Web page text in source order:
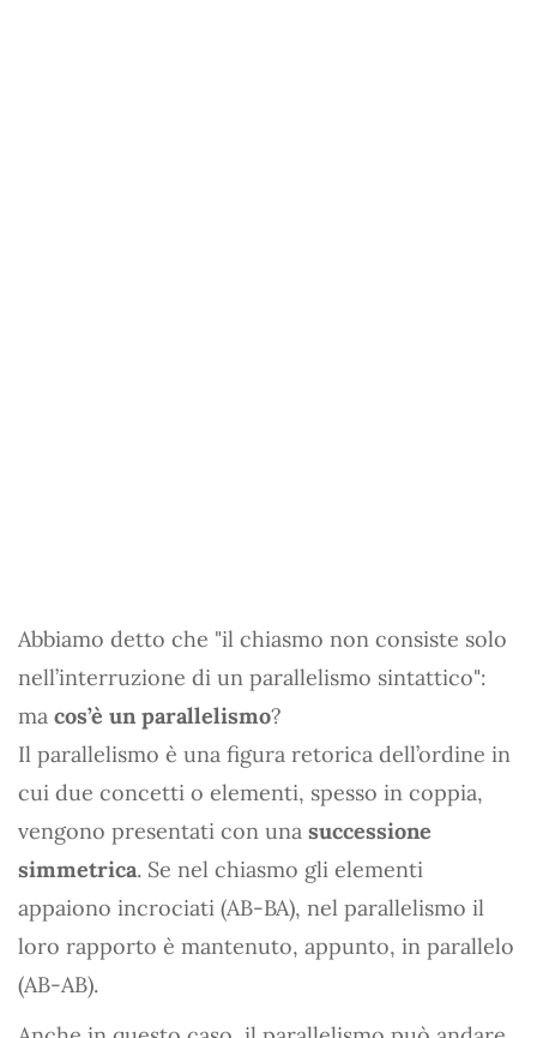
Abbiamo detto che "il chiasmo non consiste solo
nell’interruzione di un parallelismo sintattico":
ma cos’è un parallelismo?
Il parallelismo è una figura retorica dell’ordine in
cui due concetti o elementi, spesso in coppia,
vengono presentati con una successione
simmetrica. Se nel chiasmo gli elementi
appaiono incrociati (AB-BA), nel parallelismo il
loro rapporto è mantenuto, appunto, in parallelo
(AB-AB).